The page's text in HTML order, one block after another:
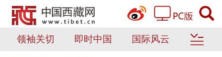
领袖关切 即时中国 国际风云